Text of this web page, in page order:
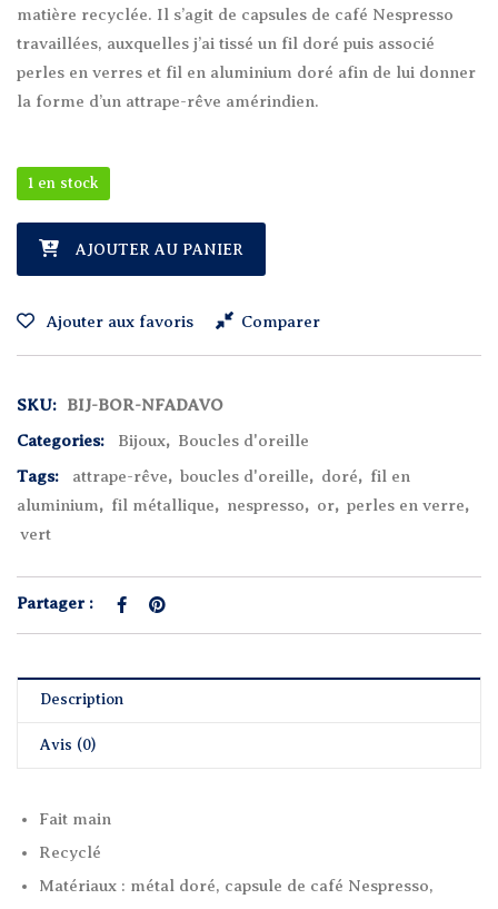
matière recyclée. Il s’agit de capsules de café Nespresso
travaillées, auxquelles j’ai tissé un fil doré puis associé
perles en verres et fil en aluminium doré afin de lui donner
la forme d’un attrape-rêve amérindien.
1 en stock
quantité de Boucles d'Oreille Nespresso Fil Aluminium
AJOUTER AU PANIER
Ajouter aux favoris Comparer
SKU:
BIJ-BOR-NFADAVO
Categories:
Bijoux, Boucles d'oreille
Tags:
attrape-rêve, boucles d'oreille, doré, fil en
aluminium, fil métallique, nespresso, or, perles en verre,
vert
Partager :
Description
Avis (0)
Fait main
Recyclé
Matériaux : métal doré, capsule de café Nespresso,